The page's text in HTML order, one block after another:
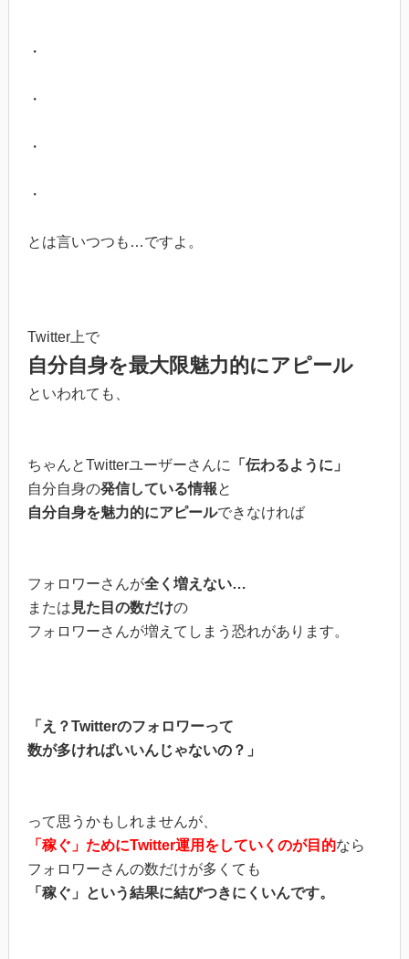
・
・
・
・
とは言いつつも…ですよ。
Twitter上で
自分自身を最大限魅力的にアピール
といわれても、
ちゃんとTwitterユーザーさんに
「伝わるように」
自分自身の発信している情報と
自分自身を魅力的にアピールできなければ
フォロワーさんが全く増えない…
または 見た目の数だけの
フォロワーさんが増えてしまう恐れがあります。
「え？Twitterのフォロワーって
数が多ければいいんじゃないの？」
って思うかもしれませんが、
「稼ぐ」ためにTwitter運用をしていくのが目的なら
フォロワーさんの数だけが多くても
「稼ぐ」という結果に結びつきにくいんです。